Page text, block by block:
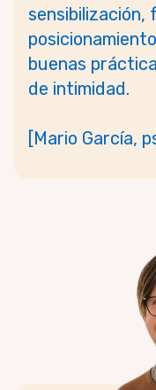
sensibilización,
buenas
de intimidad.
[Mario García,